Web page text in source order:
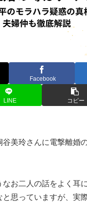
Facebook
LINE コピー
谷美玲さんに電撃離婚
なお二人の話をよく耳
と思っていますが、実